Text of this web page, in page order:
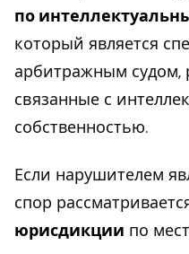
по
который является
арбитражным судом,
связанные с
собственностью.
Если нарушителем
спор
юрисдикции по